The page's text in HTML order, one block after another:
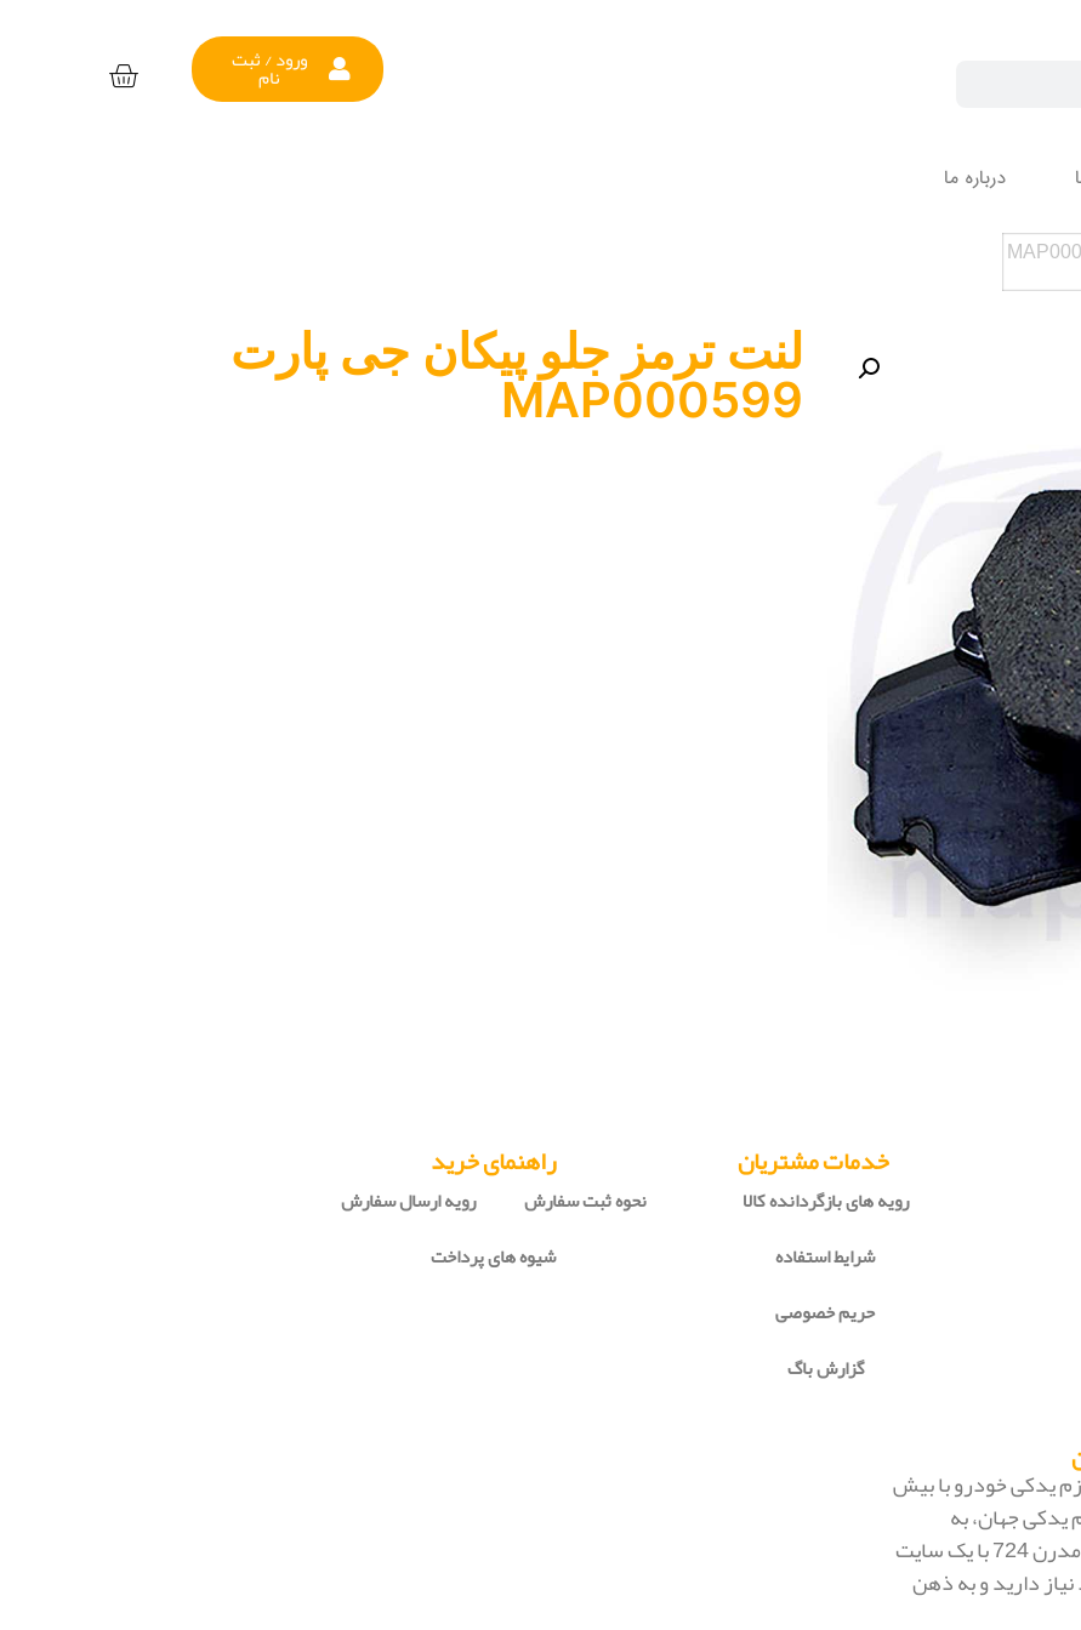
ورود / ثبت
نام
درباره ما
لنت ترمز جلو پیکان جی پارت
MAP000599
خدمات مشتریان
رویه های بازگردانده کالا
شرایط استفاده
حریم خصوصی
گزارش باگ
راهنمای خرید
نحوه ثبت سفارش
رویه ارسال سفارش
شیوه های پرداخت
یدکی خودرو با بیش
یدکی جهان، به
بزرگ‌ترین فروشگاه اینترنتی ایران تبدیل شود. به محض ورود به مدرن 724 با یک سایت
دارید و به ذهن